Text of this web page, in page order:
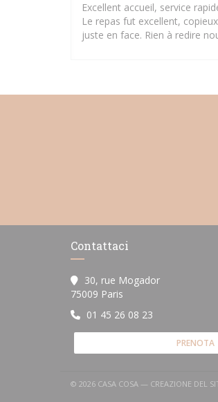
Excellent accueil, service
Le repas fut excellent,
juste en face. Rien à redire
Contattaci
30, rue Mogador
75009 Paris
01 45 26 08 23
PRENOTA
© 2026 CASA COSA — CREAZIONE DEL